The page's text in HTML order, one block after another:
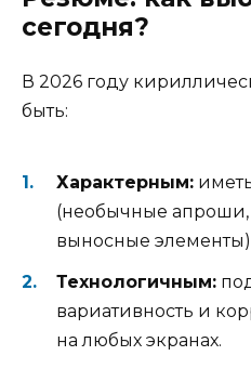
сегодня?
В 2026 году
быть:
Характерным:
(необычные
выносные
Технологичным:
вариативность и
на любых экранах.